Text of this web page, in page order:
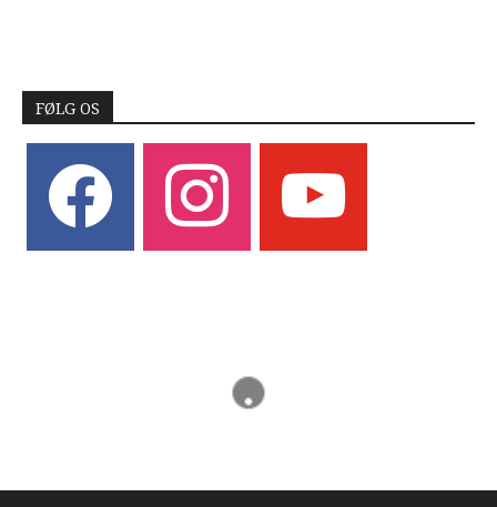
FØLG OS